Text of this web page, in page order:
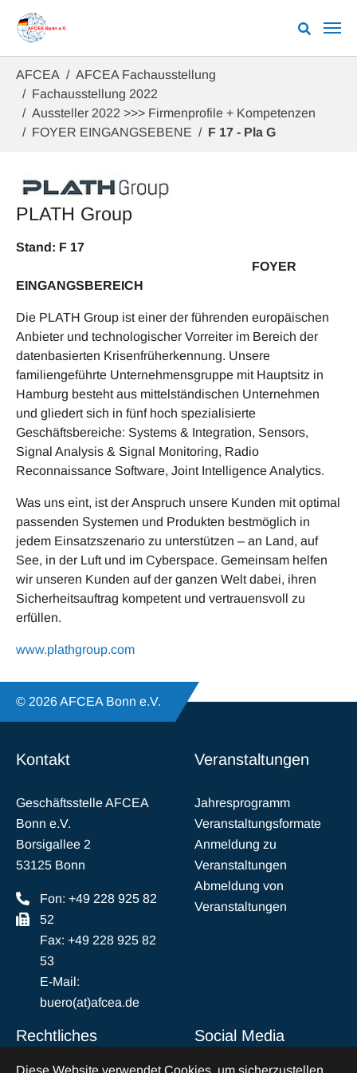
Diese Website verwendet Cookies, um sicherzustellen,
AFCEA
AFCEA Fachausstellung
Fachausstellung 2022
Aussteller 2022 >>> Firmenprofile + Kompetenzen
FOYER EINGANGSEBENE
F 17 - Pla G
PLATH Group
Stand: F 17
FOYER
EINGANGSBEREICH
Die PLATH Group ist einer der führenden europäischen
Anbieter und technologischer Vorreiter im Bereich der
datenbasierten Krisenfrüherkennung. Unsere
familiengeführte Unternehmensgruppe mit Hauptsitz in
Hamburg besteht aus mittelständischen Unternehmen
und gliedert sich in fünf hoch spezialisierte
Geschäftsbereiche: Systems & Integration, Sensors,
Signal Analysis & Signal Monitoring, Radio
Reconnaissance Software, Joint Intelligence Analytics.
Was uns eint, ist der Anspruch unsere Kunden mit optimal
passenden Systemen und Produkten bestmöglich in
jedem Einsatzszenario zu unterstützen – an Land, auf
See, in der Luft und im Cyberspace. Gemeinsam helfen
wir unseren Kunden auf der ganzen Welt dabei, ihren
Sicherheitsauftrag kompetent und vertrauensvoll zu
erfüllen.
www.plathgroup.com
© 2026 AFCEA Bonn e.V.
Kontakt
Geschäftsstelle AFCEA
Bonn e.V.
Borsigallee 2
53125 Bonn
Fon: +49 228 925 82
52
Fax: +49 228 925 82
53
E-Mail:
buero(at)afcea.de
Veranstaltungen
Jahresprogramm
Veranstaltungsformate
Anmeldung zu
Veranstaltungen
Abmeldung von
Veranstaltungen
Rechtliches Social Media